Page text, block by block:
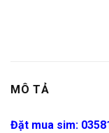
MÔ TẢ
Đặt mua sim: